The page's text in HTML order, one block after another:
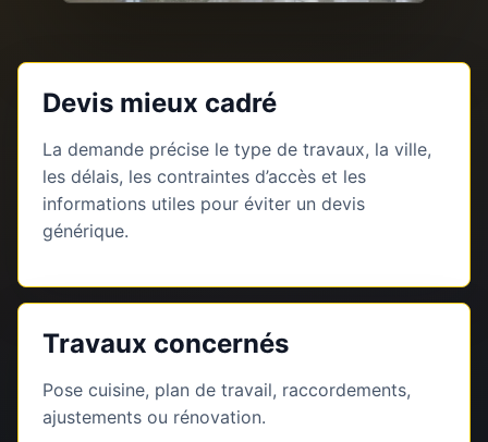
Devis mieux cadré
La demande précise le type de travaux, la ville,
les délais, les contraintes d’accès et les
informations utiles pour éviter un devis
générique.
Travaux concernés
Pose cuisine, plan de travail, raccordements,
ajustements ou rénovation.